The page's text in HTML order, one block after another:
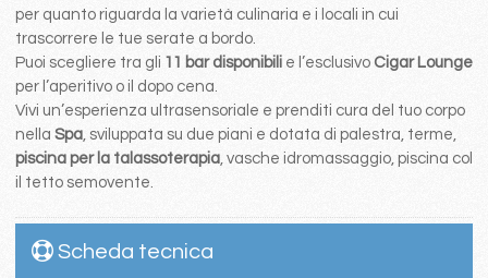
per quanto riguarda la varietà culinaria e i locali in cui
trascorrere le tue serate a bordo.
Puoi scegliere tra gli 11 bar disponibilie l’esclusivo Cigar Lounge
per l’aperitivo o il dopo cena.
Vivi un’esperienza ultrasensoriale e prenditi cura del tuo corpo
nella Spa, sviluppata su due piani e dotata di palestra, terme,
piscina per la talassoterapia, vasche idromassaggio, piscina col
il tetto semovente.
Scheda tecnica